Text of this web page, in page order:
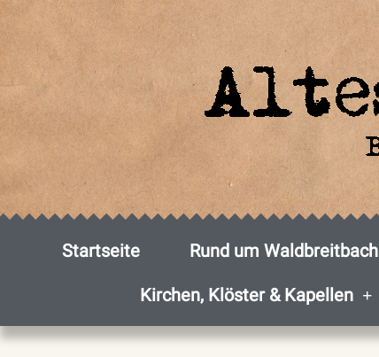
Zum
Inhalt
springen
Startseite Rund um Waldbreitbach
Kirchen, Klöster & Kapellen